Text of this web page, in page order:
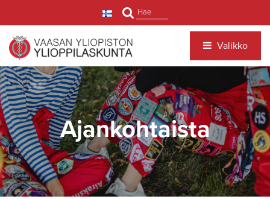
Hae
Valikko
Ajankohtaista